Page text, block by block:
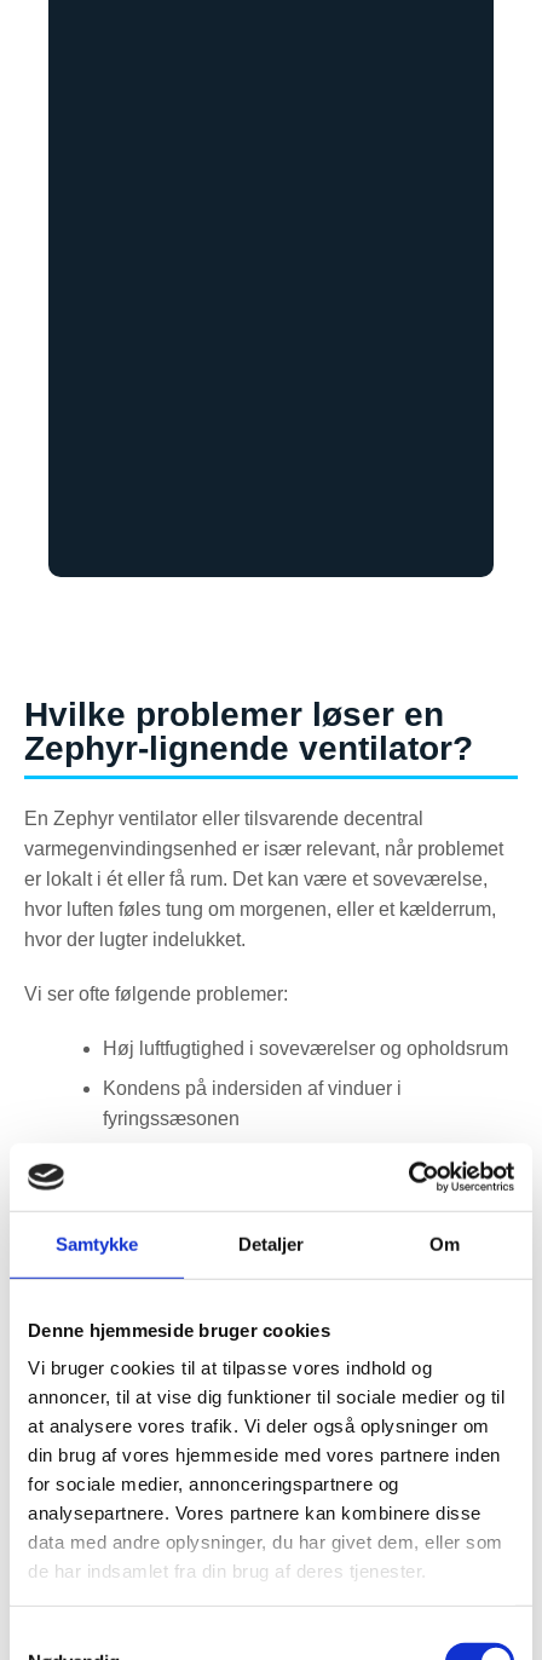
Samtykke Detaljer Om
Denne hjemmeside bruger cookies
Vi bruger cookies til at tilpasse vores indhold og
annoncer, til at vise dig funktioner til sociale medier og til
at analysere vores trafik. Vi deler også oplysninger om
din brug af vores hjemmeside med vores partnere inden
for sociale medier, annonceringspartnere og
analysepartnere. Vores partnere kan kombinere disse
data med andre oplysninger, du har givet dem, eller som
de har indsamlet fra din brug af deres tjenester.
Hvilke problemer løser en
Zephyr-lignende ventilator?
En Zephyr ventilator eller tilsvarende decentral
varmegenvindingsenhed er især relevant, når problemet
er lokalt i ét eller få rum. Det kan være et soveværelse,
hvor luften føles tung om morgenen, eller et kælderrum,
hvor der lugter indelukket.
Vi ser ofte følgende problemer:
Høj luftfugtighed i soveværelser og opholdsrum
Kondens på indersiden af vinduer i
fyringssæsonen
CO₂-niveauer, der bliver for høje om natten
Træthed, hovedpine eller dårlig søvn på grund
på kolde ydervægge
Behov for ventilation uden træk fra åbne vinduer
Ønske om frisk luft uden unødigt varmetab
I et almindeligt soveværelse afgiver personer fugt og CO₂
gennem natten. Hvis rummet er tæt, og der ikke er
tilstrækkeligt luftskifte, kan CO₂-niveauet komme over
1000–1500 ppm i løbet af natten. Det er ikke noget, man
vågne uoplagt.